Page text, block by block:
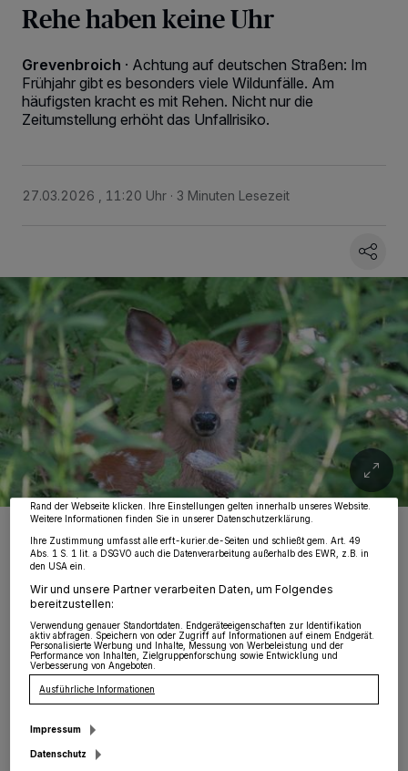
Rehe haben keine Uhr
Grevenbroich · Achtung auf deutschen Straßen: Im
Frühjahr gibt es besonders viele Wildunfälle. Am
häufigsten kracht es mit Rehen. Nicht nur die
Zeitumstellung erhöht das Unfallrisiko.
27.03.2026 , 11:20 Uhr 3 Minuten Lesezeit
Bei den Rehböcken spielen jetzt die Hormone verrückt:
Geschlechtsreife einjährige Böcke werden vertrieben und müssen
sich eine neue Bleibe suchen.
Foto: Pixabay
A utofahrer sollten jetzt besonders
Monaten April und Mai passieren die meisten
Wir und unsere218-Partner speichern und greifen auf personenbezogene Daten
wie Browserdaten oder eindeutige Kennungen auf Ihrem Gerät zu. Durch Auswahl
von OK aktivieren Sie Tracking-Technologien für die unter „Wir und unsere
Partner verarbeiten Daten, um Ihnen Dienste bereitzustellen“ aufgeführten
Zwecke. Wenn Tracker deaktiviert sind, sind manche Inhalte und Anzeigen
möglicherweise nicht mehr so relevant für Sie. Sie können dieses Menü jederzeit
wieder aufrufen, um Ihre Einstellungen zu ändern oder Ihre Einwilligung zu
widerrufen, indem Sie auf den Link Einstellungen oder Ablehnen am unteren
Rand der Webseite klicken. Ihre Einstellungen gelten innerhalb unseres Website.
Weitere Informationen finden Sie in unserer Datenschutzerklärung.
Ihre Zustimmung umfasst alle erft-kurier.de-Seiten und schließt gem. Art. 49
Abs. 1 S. 1 lit. a DSGVO auch die Datenverarbeitung außerhalb des EWR, z.B. in
den USA ein.
Wir und unsere Partner verarbeiten Daten, um Folgendes
bereitzustellen:
Verwendung genauer Standortdaten. Endgeräteeigenschaften zur Identifikation
aktiv abfragen. Speichern von oder Zugriff auf Informationen auf einem Endgerät.
Personalisierte Werbung und Inhalte, Messung von Werbeleistung und der
Performance von Inhalten, Zielgruppenforschung sowie Entwicklung und
Verbesserung von Angeboten.
Ausführliche Informationen
Impressum
Datenschutz